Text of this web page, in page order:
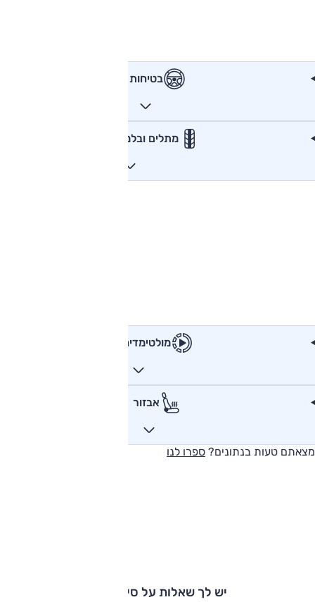
בטיחות
מתלים ובלמים
מולטימדיה
אבזור
מצאתם טעות בנתונים? ספרו לנו
יש לך שאלות על סיאט מי?